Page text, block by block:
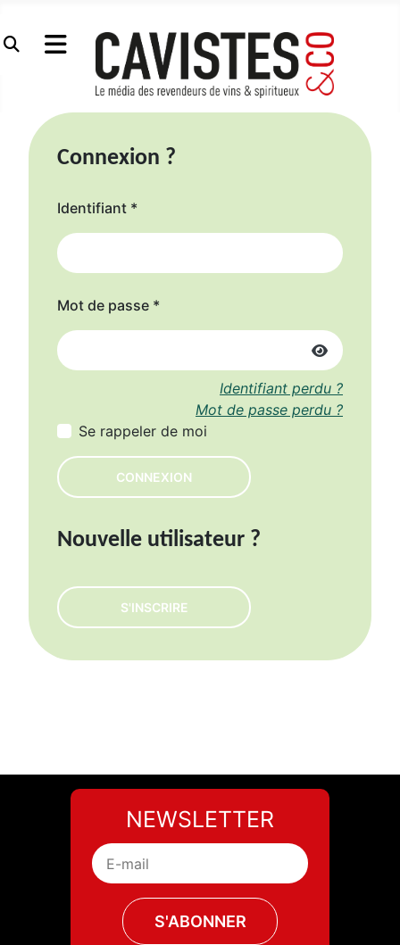
Connexion ?
Identifiant *
Mot de passe *
Afficher le
Identifiant perdu ?
Mot de passe perdu ?
Se rappeler de moi
CONNEXION
Nouvelle utilisateur ?
S'INSCRIRE
NEWSLETTER